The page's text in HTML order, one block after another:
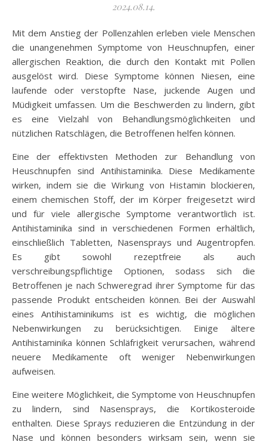
2024.08.14.
Mit dem Anstieg der Pollenzahlen erleben viele Menschen
die unangenehmen Symptome von Heuschnupfen, einer
allergischen Reaktion, die durch den Kontakt mit Pollen
ausgelöst wird. Diese Symptome können Niesen, eine
laufende oder verstopfte Nase, juckende Augen und
Müdigkeit umfassen. Um die Beschwerden zu lindern, gibt
es eine Vielzahl von Behandlungsmöglichkeiten und
nützlichen Ratschlägen, die Betroffenen helfen können.
Eine der effektivsten Methoden zur Behandlung von
Heuschnupfen sind Antihistaminika. Diese Medikamente
wirken, indem sie die Wirkung von Histamin blockieren,
einem chemischen Stoff, der im Körper freigesetzt wird
und für viele allergische Symptome verantwortlich ist.
Antihistaminika sind in verschiedenen Formen erhältlich,
einschließlich Tabletten, Nasensprays und Augentropfen.
Es gibt sowohl rezeptfreie als auch
verschreibungspflichtige Optionen, sodass sich die
Betroffenen je nach Schweregrad ihrer Symptome für das
passende Produkt entscheiden können. Bei der Auswahl
eines Antihistaminikums ist es wichtig, die möglichen
Nebenwirkungen zu berücksichtigen. Einige ältere
Antihistaminika können Schläfrigkeit verursachen, während
neuere Medikamente oft weniger Nebenwirkungen
aufweisen.
Eine weitere Möglichkeit, die Symptome von Heuschnupfen
zu lindern, sind Nasensprays, die Kortikosteroide
enthalten. Diese Sprays reduzieren die Entzündung in der
Nase und können besonders wirksam sein, wenn sie